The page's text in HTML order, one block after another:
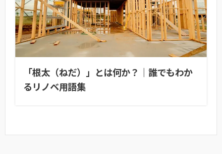
「根太（ねだ）」とは何か？｜誰でもわか
るリノベ用語集